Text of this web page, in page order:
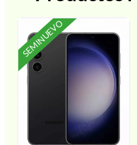
SEMINUEVO